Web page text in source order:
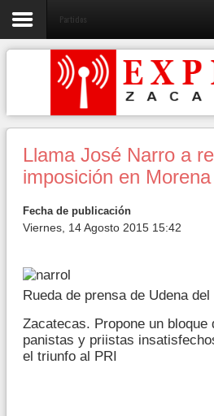
Partidos
Llama José Narro a
imposición en Morena
Fecha de publicación
Viernes, 14 Agosto 2015 15:42
Rueda de prensa de Udena del
Zacatecas. Propone un
panistas y priistas
el triunfo al PRI